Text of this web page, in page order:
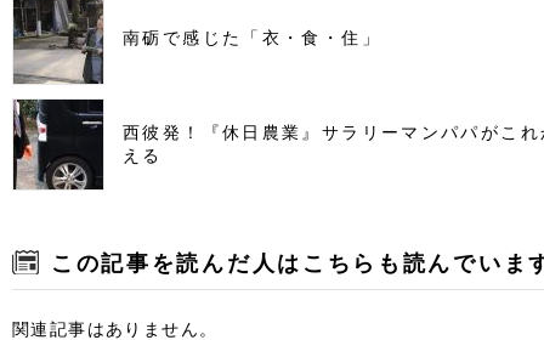
南砺で感じた「衣・食・住」
西彼発！『休日農業』サラリーマンパパがこ
える
この記事を読んだ人はこちらも読んでいま
関連記事はありません。